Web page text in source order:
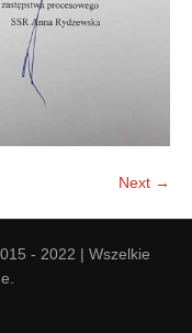
Next →
- 2022 | Wszelkie